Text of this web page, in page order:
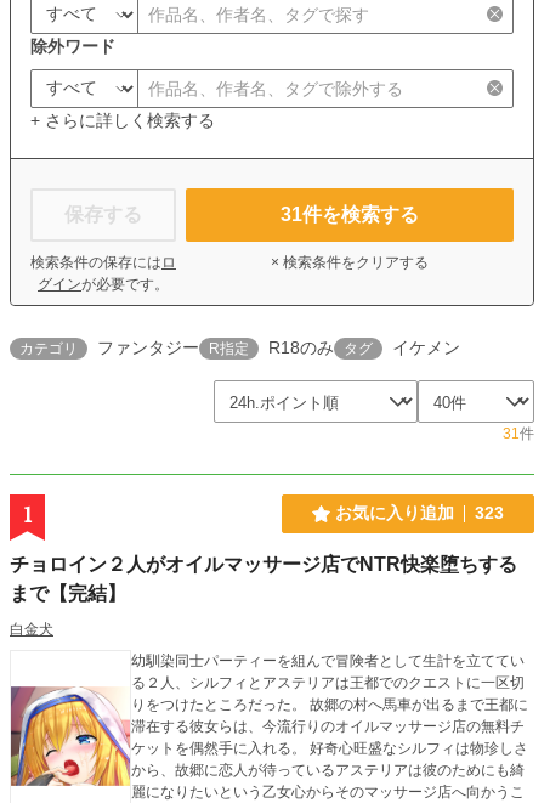
除外ワード
+ さらに詳しく検索する
保存する
検索条件の保存には ロ
グインが必要です。
31件を検索する
× 検索条件をクリアする
カテゴリ ファンタジー R指定 R18のみ タグ イケメン
31件
1 お気に入り追加 323
チョロイン２人がオイルマッサージ店でNTR快楽堕ちする
まで【完結】
白金犬
幼馴染同士パーティーを組んで冒険者として生計を立ててい
る２人、シルフィとアステリアは王都でのクエストに一区切
りをつけたところだった。 故郷の村へ馬車が出るまで王都に
滞在する彼女らは、今流行りのオイルマッサージ店の無料チ
ケットを偶然手に入れる。 好奇心旺盛なシルフィは物珍しさ
から、故郷に恋人が待っているアステリアは彼のためにも綺
麗になりたいという乙女心からそのマッサージ店へ向かうこ